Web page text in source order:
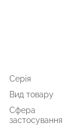
Серія
Вид товару
Сфера
застосування